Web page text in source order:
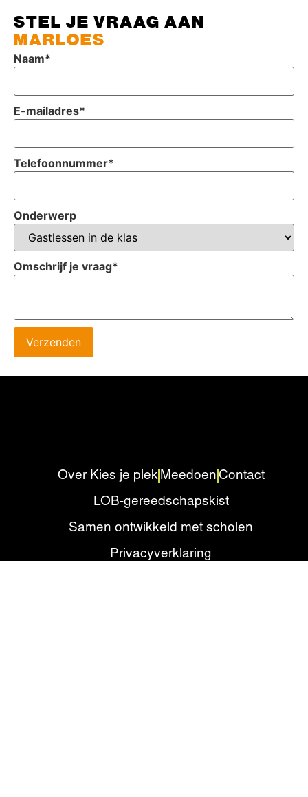
STEL JE VRAAG AAN
MARLOES
Naam*
E-mailadres*
Telefoonnummer*
Onderwerp
Omschrijf je vraag*
Verzenden
Over Kies je plek Meedoen Contact
LOB-gereedschapskist
Samen ontwikkeld met scholen
Privacyverklaring